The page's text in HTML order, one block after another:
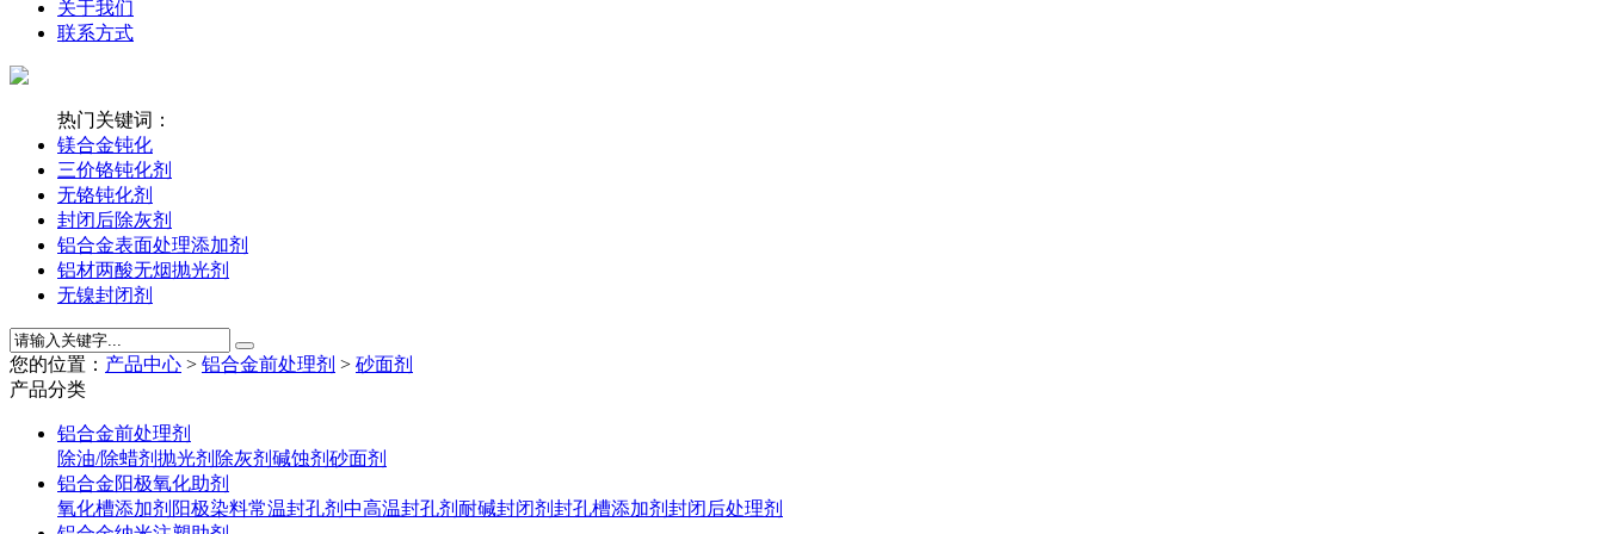
关于我们
联系方式
热门关键词：
镁合金钝化
三价铬钝化剂
无铬钝化剂
封闭后除灰剂
铝合金表面处理添加剂
铝材两酸无烟抛光剂
无镍封闭剂
您的位置： 产品中心 > 铝合金前处理剂 > 砂面剂
产品分类
铝合金前处理剂
除油/除蜡剂 抛光剂 除灰剂 碱蚀剂 砂面剂
铝合金阳极氧化助剂
氧化槽添加剂 阳极染料常温封孔剂 中高温封孔剂 耐碱封闭剂 封孔槽添加剂 封闭后处理剂